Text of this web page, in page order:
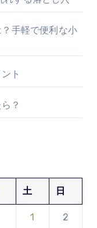
手軽で便利な小
ト
？
土 日
1 2